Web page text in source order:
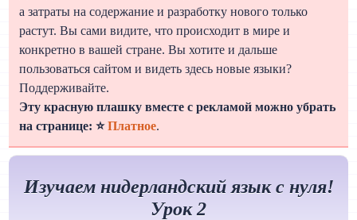
а затраты на содержание и разработку нового только
растут. Вы сами видите, что происходит в мире и
конкретно в вашей стране. Вы хотите и дальше
пользоваться сайтом и видеть здесь новые языки?
Поддерживайте.
Эту красную плашку вместе с рекламой можно убрать
на странице: ⭐Платное.
Изучаем нидерландский язык с нуля!
Урок 2